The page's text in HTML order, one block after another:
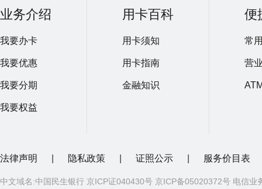
业务介绍
我要办卡
我要优惠
我要分期
我要权益
用卡百科
用卡须知
用卡指南
金融知识
便
常
营
法律声明 隐私政策 证照公示 服务价目表
中文域名:中国民生银行 京ICP证040430号 京ICP备05020372号 电信业